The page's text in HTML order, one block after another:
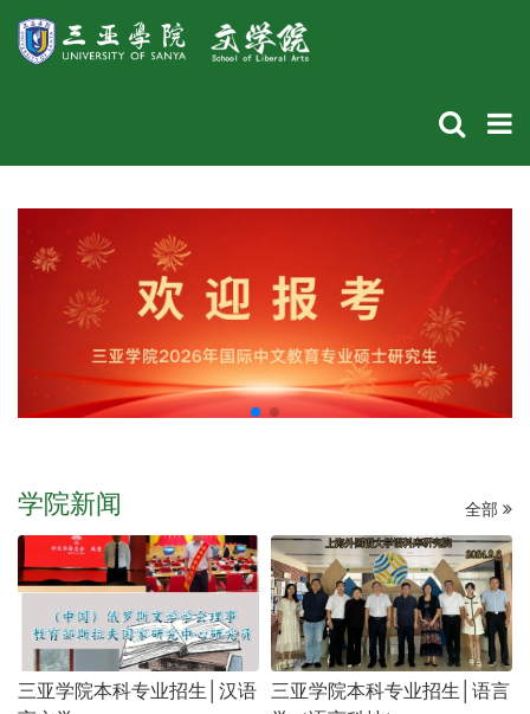
学院新闻 全部
三亚学院本科专业招生│汉语
三亚学院本科专业招生│语言